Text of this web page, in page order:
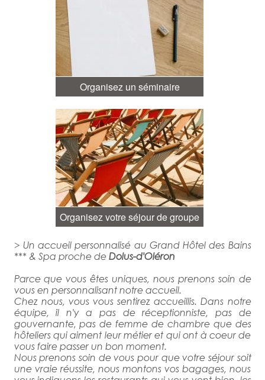
Organisez un séminaire
Organisez votre séjour de groupe
> Un accueil personnalisé au Grand Hôtel des Bains
*** & Spa proche de Dolus-d'Oléron
Parce que vous êtes uniques, nous prenons soin de
vous en personnalisant notre accueil.
Chez nous, vous vous sentirez accueillis. Dans notre
équipe, il n'y a pas de réceptionniste, pas de
gouvernante, pas de femme de chambre que des
hôteliers qui aiment leur métier et qui ont à coeur de
vous faire passer un bon moment.
Nous prenons soin de vous pour que votre séjour soit
une vraie réussite, nous montons vos bagages, nous